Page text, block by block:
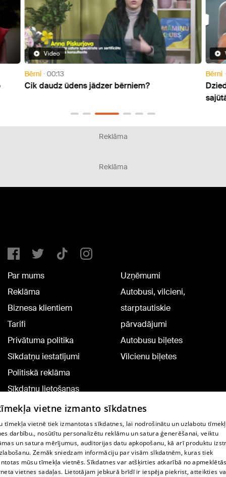
Video
Bērni 00:13
Cik daudz ūdens jādzer bērniem?
Bērni
Reklāma
Reklāma
Par mums
Reklāma
Biznesa klientiem
Tarifi
Privātuma politika
Sīkdatņu iestatījumi
Politiskā reklāma
Sīkdatņu lietošanas
noteikumi
Komentāru pievienošana
Uzņēmumi
Autobusi, vilcieni,
starptautiskie
pārvadājumi
Autobusu biļetes
Vilcienu biļetes
TV programma
Līguma noteikumi
vietne izmanto sīkdatnes
tīmekļa vietnē tiek izmantotas sīkdatnes, lai nodrošinātu un uzlabotu
darbību., nosūtītu personalizētu reklāmu un satura ģenerēšanai, veiktu
un satura mērījumus, auditorijas datu apkopošanu, kā arī produktu
Zemāk sniedzam informāciju par visām sīkdatnēm, kuras tiek
mūsu tīmekļa vietnēs. Sīkdatnes var atšķirties atkarībā no
vietnes sadaļas. Lietotājam jebkurā brīdī ir iespēja piekrist, atteikties